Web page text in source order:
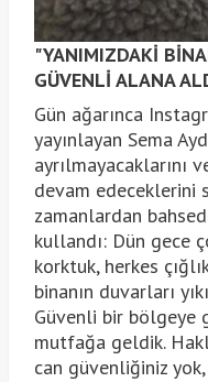
"YANIMIZDAKİ
GÜVENLİ ALANA
Gün ağarınca
yayınlayan Sema
ayrılmayacaklarını
devam edeceklerini
zamanlardan
kullandı: Dün gece
korktuk, herkes
binanın duvarları
Güvenli bir bölgeye
mutfağa geldik.
can güvenliğiniz